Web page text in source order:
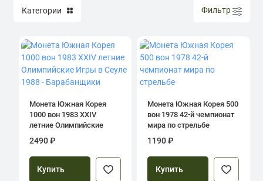
Категории Фильтр
Монета Южная Корея
1000 вон 1983 XXIV
летние Олимпийские
Барабанщики
2490 ₽
Купить
Монета Южная Корея 500
вон 1978 42-й чемпионат
мира по стрельбе
1190 ₽
Купить